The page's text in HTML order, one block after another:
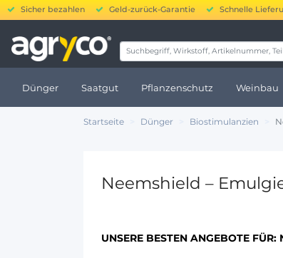
Sicher bezahlen Geld-zurück-Garantie Schnelle
Dünger Saatgut Pflanzenschutz Weinbau
Startseite Dünger Biostimulanzien
Neemshield –
UNSERE BESTEN ANGEBOTE FÜR: